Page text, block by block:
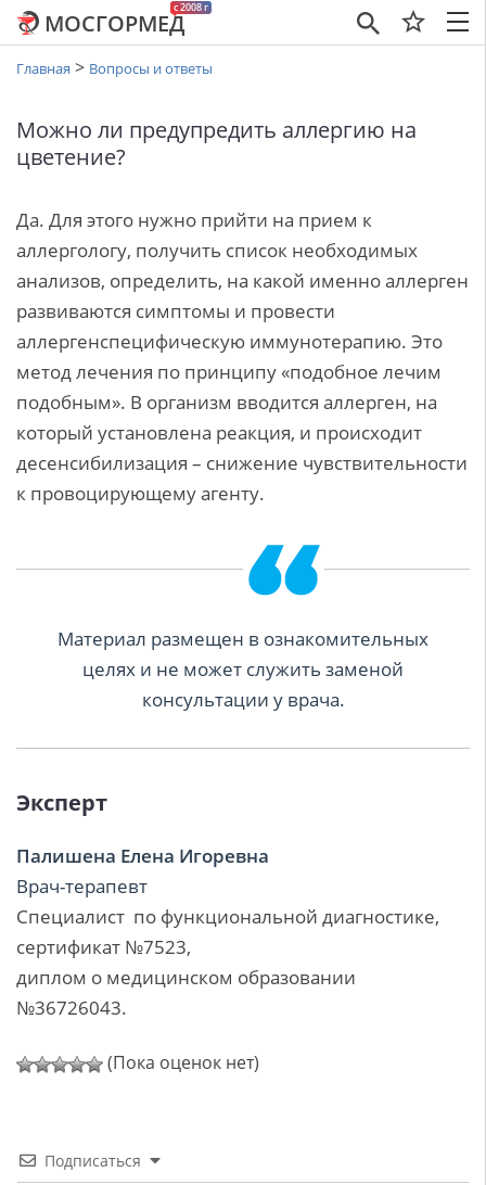
×
c 2008 г
МОСГОРМЕД
Главная > Вопросы и ответы
Можно ли предупредить аллергию на
цветение?
Да. Для этого нужно прийти на прием к
аллергологу, получить список необходимых
анализов, определить, на какой именно аллерген
развиваются симптомы и провести
аллергенспецифическую иммунотерапию. Это
метод лечения по принципу «подобное лечим
подобным». В организм вводится аллерген, на
который установлена реакция, и происходит
десенсибилизация – снижение чувствительности
к провоцирующему агенту.
Материал размещен в ознакомительных
целях и не может служить заменой
консультации у врача.
Эксперт
Палишена Елена Игоревна
Врач-терапевт
Специалист по функциональной диагностике,
сертификат №7523,
диплом о медицинском образовании
№36726043.
(Пока оценок нет)
Подписаться